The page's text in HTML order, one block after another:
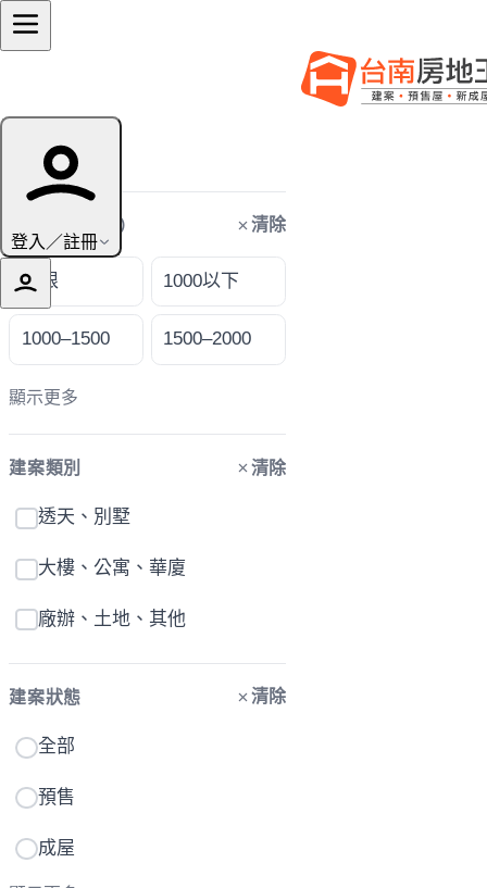
登入／註冊
篩選條件
購屋預算（萬） 清除
不限 1000以下
1000–1500 1500–2000
顯示更多
建案類別 清除
透天、別墅
大樓、公寓、華廈
廠辦、土地、其他
建案狀態 清除
全部
預售
成屋